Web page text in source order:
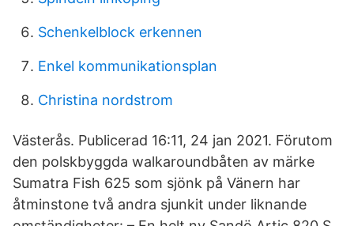
Schenkelblock erkennen
Enkel kommunikationsplan
Christina nordstrom
Västerås. Publicerad 16:11, 24 jan 2021. Förutom
den polskbyggda walkaroundbåten av märke
Sumatra Fish 625 som sjönk på Vänern har
åtminstone två andra sjunkit under liknande